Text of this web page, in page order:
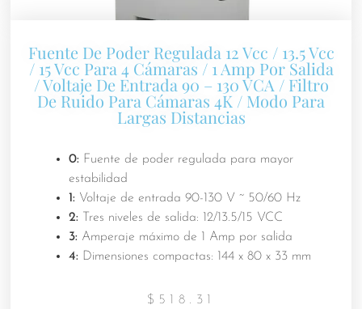
Fuente De Poder Regulada 12 Vcc / 13.5 Vcc
/ 15 Vcc Para 4 Cámaras / 1 Amp Por Salida
/ Voltaje De Entrada 90 – 130 VCA / Filtro
De Ruido Para Cámaras 4K / Modo Para
Largas Distancias
0: Fuente de poder regulada para mayor
estabilidad
1: Voltaje de entrada 90-130 V ~ 50/60 Hz
2: Tres niveles de salida: 12/13.5/15 VCC
3: Amperaje máximo de 1 Amp por salida
4: Dimensiones compactas: 144 x 80 x 33 mm
$ 518.31